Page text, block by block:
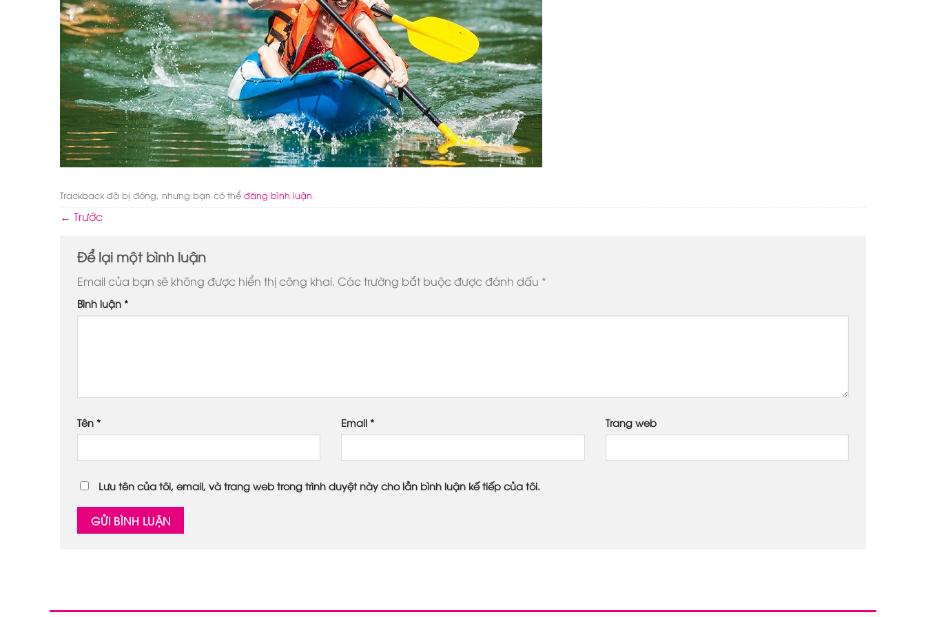
Trackback đã bị đóng, nhưng bạn có thể đăng bình luận.
← Trước
Để lại một bình luận
Email của bạn sẽ không được hiển thị công khai. Các trường bắt buộc được đánh dấu *
Bình luận *
Tên * Email * Trang web
Lưu tên của tôi, email, và trang web trong trình duyệt này cho lần bình luận kế tiếp của tôi.